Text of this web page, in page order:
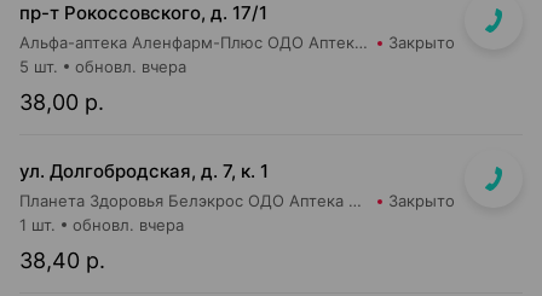
пр-т Рокоссовского, д. 17/1
Альфа-аптека Аленфарм-Плюс ОДО Аптека №1 Закрыто
38,00 р.
5 шт. обновл. вчера
ул. Долгобродская, д. 7, к. 1
Планета Здоровья Белэкрос ОДО Аптека №1 Закрыто
38,40 р.
1 шт. обновл. вчера